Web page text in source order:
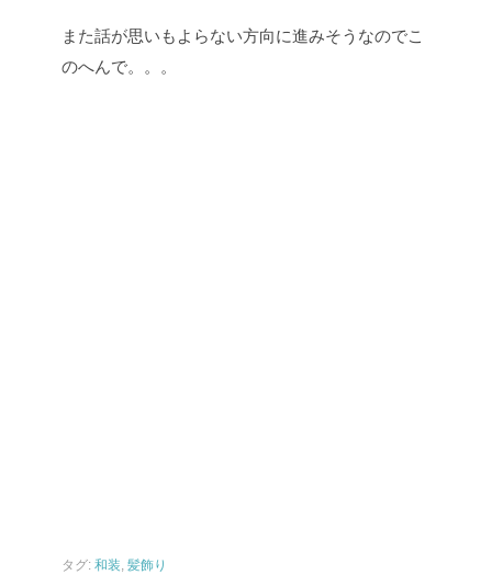
また話が思いもよらない方向に進みそうなのでこ
のへんで。。。
タグ: 和装, 髪飾り